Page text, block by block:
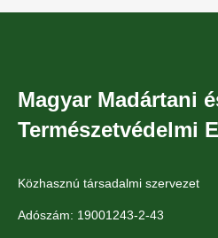
Magyar Madártani
Természetvédelmi
Közhasznú társadalmi szervezet
Adószám: 19001243-2-43